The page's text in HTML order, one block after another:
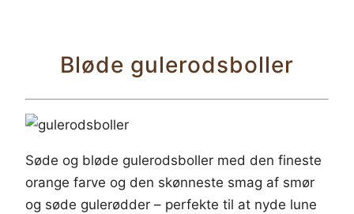
Bløde gulerodsboller
Søde og bløde gulerodsboller med den fineste
orange farve og den skønneste smag af smør
og søde gulerødder – perfekte til at nyde lune